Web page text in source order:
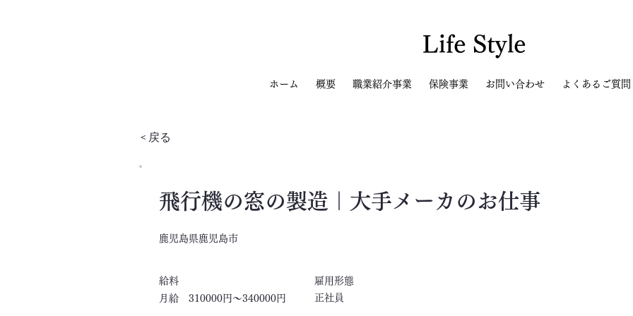
Life Style
ホーム 概要 職業紹介事業 保険事業 お問い合わせ よくあるご質問
< 戻る
飛行機の窓の製造｜大手メーカのお仕事
鹿児島県鹿児島市
​給料
​雇用形態
月給 310000円～340000円
正社員